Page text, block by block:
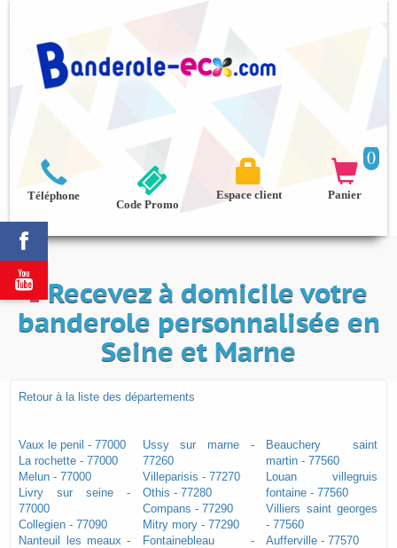



Téléphone
0

Panier

Espace client
Code Promo
Recevez à domicile votre
banderole personnalisée en
Seine et Marne
Retour à la liste des départements
Vaux le penil - 77000
La rochette - 77000
Melun - 77000
Livry sur seine -
77000
Collegien - 77090
Nanteuil les meaux -
Ussy sur marne -
77260
Villeparisis - 77270
Othis - 77280
Compans - 77290
Mitry mory - 77290
Fontainebleau -
Beauchery saint
martin - 77560
Louan villegruis
fontaine - 77560
Villiers saint georges
- 77560
Aufferville - 77570